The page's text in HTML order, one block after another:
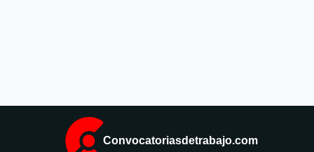
Convocatoriasdetrabajo.com